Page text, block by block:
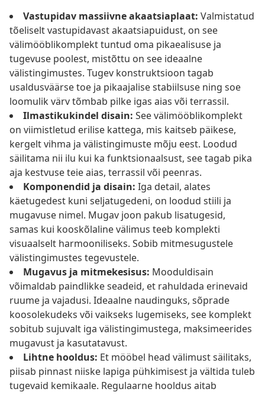
Vastupidav massiivne akaatsiaplaat: Valmistatud
tõeliselt vastupidavast akaatsiapuidust, on see
välimööblikomplekt tuntud oma pikaealisuse ja
tugevuse poolest, mistõttu on see ideaalne
välistingimustes. Tugev konstruktsioon tagab
usaldusväärse toe ja pikaajalise stabiilsuse ning soe
loomulik värv tõmbab pilke igas aias või terrassil.
Ilmastikukindel disain: See välimööblikomplekt
on viimistletud erilise kattega, mis kaitseb päikese,
kergelt vihma ja välistingimuste mõju eest. Loodud
säilitama nii ilu kui ka funktsionaalsust, see tagab pika
aja kestvuse teie aias, terrassil või peenras.
Komponendid ja disain: Iga detail, alates
käetugedest kuni seljatugedeni, on loodud stiili ja
mugavuse nimel. Mugav joon pakub lisatugesid,
samas kui kooskõlaline välimus teeb komplekti
visuaalselt harmooniliseks. Sobib mitmesugustele
välistingimustes tegevustele.
Mugavus ja mitmekesisus: Mooduldisain
võimaldab paindlikke seadeid, et rahuldada erinevaid
ruume ja vajadusi. Ideaalne naudinguks, sõprade
koosolekudeks või vaikseks lugemiseks, see komplekt
sobitub sujuvalt iga välistingimustega, maksimeerides
mugavust ja kasutatavust.
Lihtne hooldus: Et mööbel head välimust säilitaks,
piisab pinnast niiske lapiga pühkimisest ja vältida tuleb
tugevaid kemikaale. Regulaarne hooldus aitab